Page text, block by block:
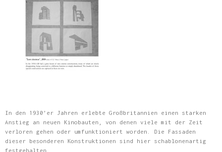
In den 1930’er Jahren erlebte Großbritannien einen starken
Anstieg an neuen Kinobauten, von denen viele mit der Zeit
verloren gehen oder umfunktioniert worden. Die Fassaden
dieser besonderen Konstruktionen sind hier schablonenartig
festgehalten